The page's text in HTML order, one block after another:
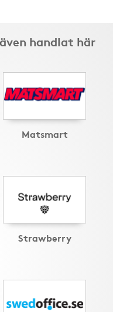
handlat här
Matsmart
Strawberry